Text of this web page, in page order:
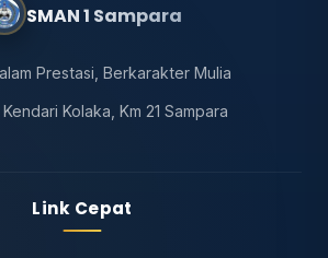
SMAN 1 Sampara
Prestasi, Berkarakter Mulia
Kolaka, Km 21 Sampara
Link Cepat